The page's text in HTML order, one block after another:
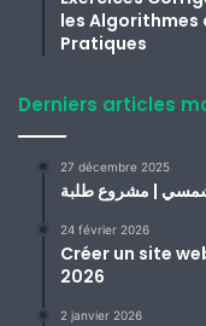
les Algorithmes
Pratiques
Derniers articles
27 décembre 2025
24 février 2026
Créer un site
2026
2 janvier 2026